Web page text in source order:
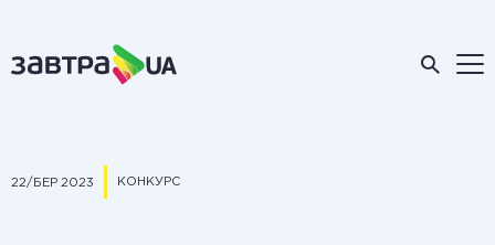
22/БЕР 2023 КОНКУРС